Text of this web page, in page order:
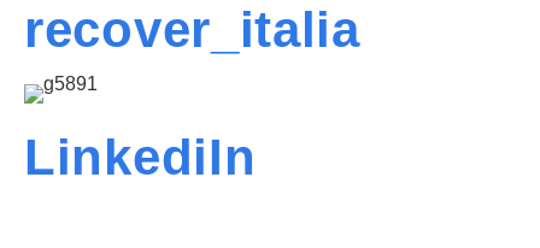
recover_italia
LinkediIn